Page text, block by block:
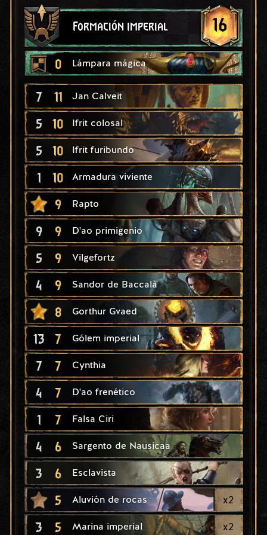
Formación imperial 16
0 Lámpara mágica
7 11 Jan Calveit
5 10 Ifrit colosal
5 10 Ifrit furibundo
1 10 Armadura viviente
9 Rapto
9 9 D'ao primigenio
5 9 Vilgefortz
4 9 Sandor de Baccalà
8 Gorthur Gvaed
13 7 Gólem imperial
7 7 Cynthia
4 7 D'ao frenético
1 7 Falsa Ciri
4 6 Sargento de Nausicaa
3 6 Esclavista
5 Aluvión de rocas x2
3 5 Marina imperial x2